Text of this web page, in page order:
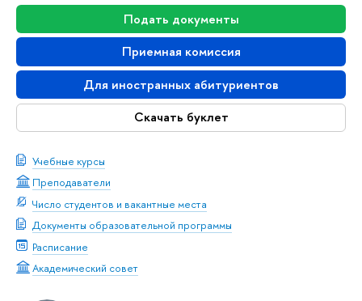
Подать документы
Приемная комиссия
Для иностранных абитуриентов
Скачать буклет
Учебные курсы
Преподаватели
Число студентов и вакантные места
Документы образовательной программы
Расписание
Академический совет